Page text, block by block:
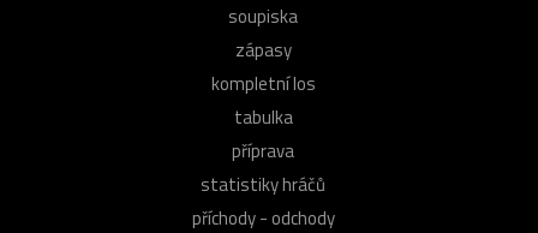
soupiska
zápasy
kompletní los
tabulka
příprava
statistiky hráčů
příchody - odchody